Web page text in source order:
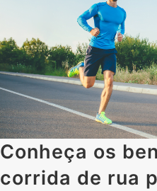
Conheça os
corrida de rua